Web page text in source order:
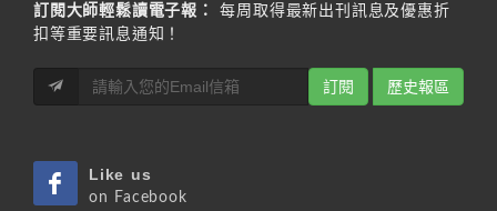
訂閱大師輕鬆讀電子報：
每周取得最新出刊訊息及優惠折
扣等重要訊息通知！
訂閱 歷史報區
Like us
on Facebook